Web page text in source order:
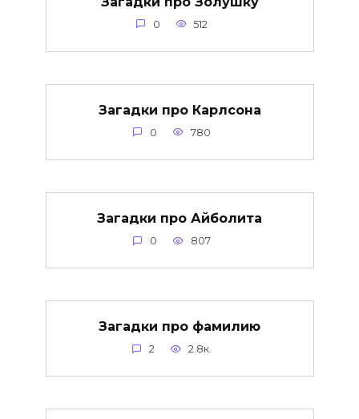
0 512
Загадки про Карлсона
0 780
Загадки про Айболита
0 807
Загадки про фамилию
2 2.8к.